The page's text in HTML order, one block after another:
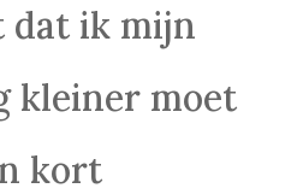
dat ik mijn
kleiner moet
kort